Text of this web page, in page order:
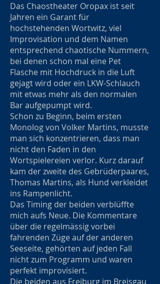
Das Chaostheater Oropax ist seit
Jahren ein Garant für
hochstehenden Wortwitz, viel
Improvisation und dem Namen
entsprechend chaotische Nummern,
bei denen schon mal eine Pet
Flasche mit Hochdruck in die Luft
gejagt wird oder ein LKW-Schlauch
mit etwas mehr als den normalen
Bar aufgepumpt wird.
Schon zu Beginn, beim ersten
Monolog von Volker Martins, musste
man sich konzentrieren, dass man
nicht den Faden in den
Wortspielereien verlor. Kurz darauf
kam der zweite des Gebrüderpaares,
Thomas Martins, als Hund verkleidet
ins Rampenlicht.
Das Timing der beiden verblüffte
mich aufs Neue. Die Kommentare
über die regelmässig vorbei
fahrenden Züge auf der anderen
Seeseite, gehörten auf jeden Fall
nicht zum Programm und waren
perfekt improvisiert.
Die beiden aus Freiburg im Breisgau